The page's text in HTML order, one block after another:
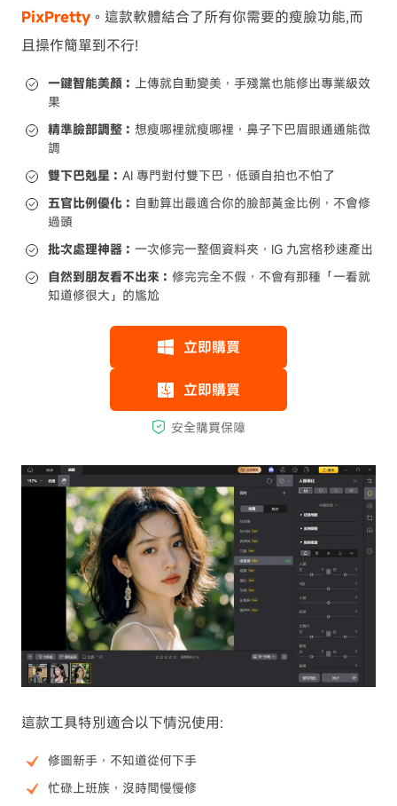
PixPretty 。這款軟體結合了所有你需要的瘦臉功能,而
且操作簡單到不行!
一鍵智能美顏： 上傳就自動變美，手殘黨也能修出專業級效
果
精準臉部調整： 想瘦哪裡就瘦哪裡，鼻子下巴眉眼通通能微
調
雙下巴剋星： AI 專門對付雙下巴，低頭自拍也不怕了
五官比例優化： 自動算出最適合你的臉部黃金比例，不會修
過頭
批次處理神器： 一次修完一整個資料夾，IG 九宮格秒速產出
自然到朋友看不出來： 修完完全不假，不會有那種「一看就
知道修很大」的尷尬
這款工具特別適合以下情況使用:
修圖新手，不知道從何下手
忙碌上班族，沒時間慢慢修